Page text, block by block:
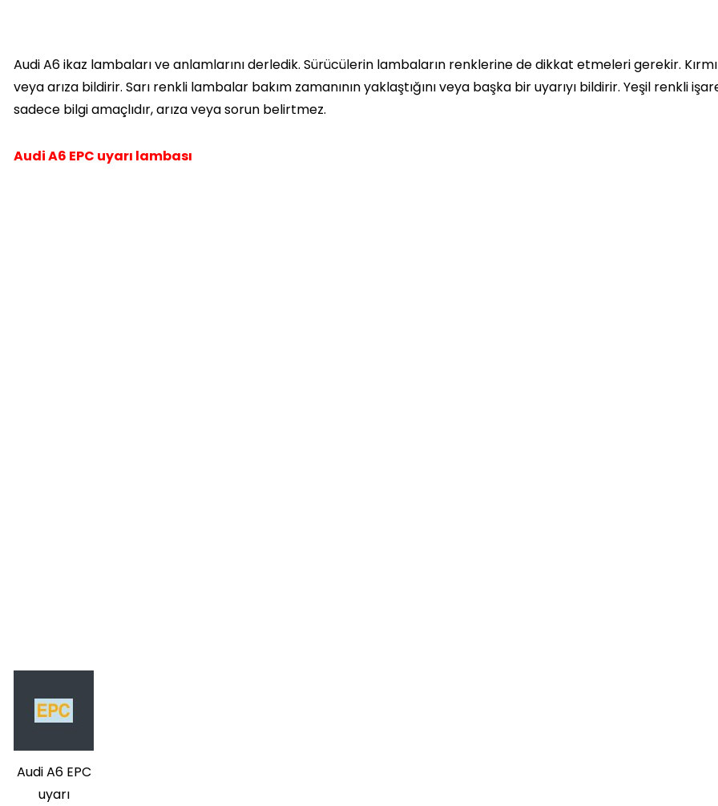
Audi A6 ikaz lambaları ve anlamlarını derledik. Sürücülerin lambaların renklerine de dikkat etmeleri gerekir.
veya arıza bildirir. Sarı renkli lambalar bakım zamanının yaklaştığını veya başka bir uyarıyı bildirir. Yeşil renkli
sadece bilgi amaçlıdır, arıza veya sorun belirtmez.
Audi A6 EPC uyarı lambası
Audi A6 EPC
uyarı